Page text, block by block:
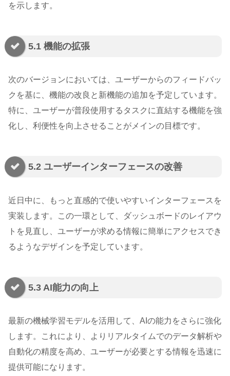
を示します。
5.1 機能の拡張
次のバージョンにおいては、ユーザーからのフィードバッ
クを基に、機能の改良と新機能の追加を予定しています。
特に、ユーザーが普段使用するタスクに直結する機能を強
化し、利便性を向上させることがメインの目標です。
5.2 ユーザーインターフェースの改善
近日中に、もっと直感的で使いやすいインターフェースを
実装します。この一環として、ダッシュボードのレイアウ
トを見直し、ユーザーが求める情報に簡単にアクセスでき
るようなデザインを予定しています。
5.3 AI能力の向上
最新の機械学習モデルを活用して、AIの能力をさらに強化
します。これにより、よりリアルタイムでのデータ解析や
自動化の精度を高め、ユーザーが必要とする情報を迅速に
提供可能になります。